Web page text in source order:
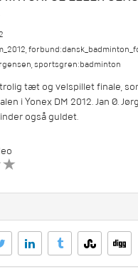
,
,sportsgren:badminton
tæt og velspillet finale,
i Yonex DM 2012. Jan Ø.
også guldet.